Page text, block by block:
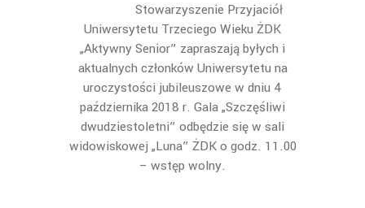
Stowarzyszenie Przyjaciół
Uniwersytetu Trzeciego Wieku ŻDK
„Aktywny Senior” zapraszają byłych i
aktualnych członków Uniwersytetu na
uroczystości jubileuszowe w dniu 4
października 2018 r. Gala „Szczęśliwi
dwudziestoletni” odbędzie się w sali
widowiskowej „Luna” ŻDK o godz. 11.00
– wstęp wolny.